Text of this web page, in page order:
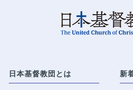
日本基督教団とは 新